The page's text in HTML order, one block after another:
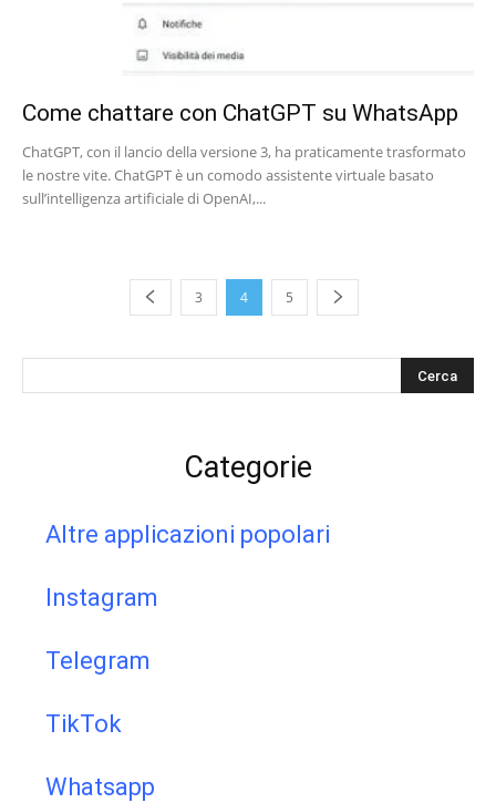
Come chattare con ChatGPT su WhatsApp
ChatGPT, con il lancio della versione 3, ha praticamente trasformato
le nostre vite. ChatGPT è un comodo assistente virtuale basato
sull’intelligenza artificiale di OpenAI,...
3 4 5
s
Categorie
Altre applicazioni popolari
Instagram
Telegram
TikTok
Whatsapp